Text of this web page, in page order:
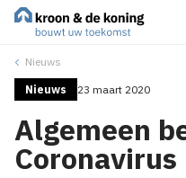
Nieuws
Nieuws 23 maart 2020
Algemeen
Coronavirus